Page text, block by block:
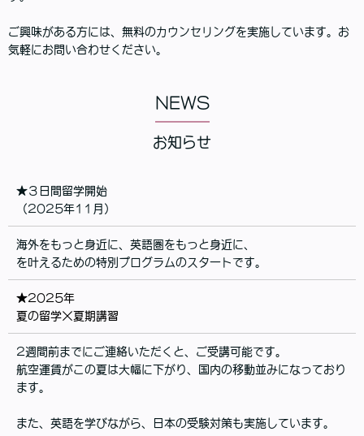
ご興味がある方には、無料のカウンセリングを実施しています。お
気軽にお問い合わせください。
NEWS
お知らせ
★３日間留学開始
（2025年11月）
海外をもっと身近に、英語圏をもっと身近に、
を叶えるための特別プログラムのスタートです。
★2025年
夏の留学×夏期講習
2週間前までにご連絡いただくと、ご受講可能です。
航空運賃がこの夏は大幅に下がり、国内の移動並みになっており
ます。
また、英語を学びながら、日本の受験対策も実施しています。